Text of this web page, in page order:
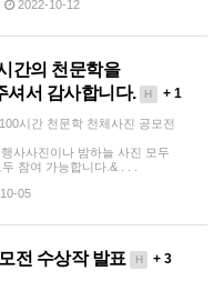
2022-10-12
간의 천문학을
셔서 감사합니다.
H + 1
시간 천문학 천체사진 공모전
사사진이나 밤하늘 사진 모두
참여 가능합니다.& . . .
05
전 수상작 발표 H + 3